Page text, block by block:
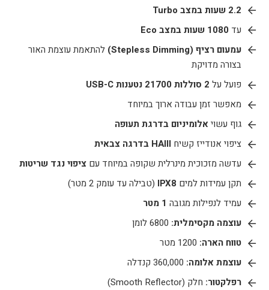
2.2 שעות במצב Turbo
עד1080 שעות במצב Eco
עמעום רציף (Stepless Dimming)
להתאמת עוצמת האור
בצורה מדויקת
פועל על 2 סוללות 21700 נטענות USB-C
מאפשר זמן עבודה ארוך במיוחד
גוף עשויאלומיניום בדרגת תעופה
ציפוי אנודייז קשיחHAIII בדרגה צבאית
עדשה מזכוכית מינרלית שקופה במיוחד עםציפוי נגד שריטות
תקן עמידות למים IPX8 (טבילה עד עומק 2 מטר)
עמיד לנפילות מגובה 1 מטר
עוצמה מקסימלית:
טווח הארה:
עוצמת אלומה:
רפלקטור: חלק (Smooth Reflector)